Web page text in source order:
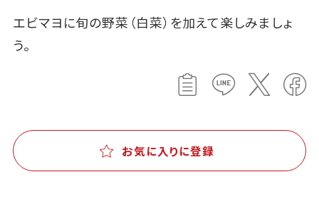
エビマヨに旬の野菜（白菜）を加えて楽しみましょ
う。
お気に入りに登録